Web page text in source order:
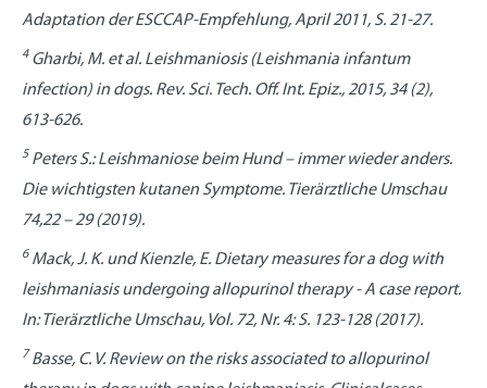
Adaptation der ESCCAP-Empfehlung, April 2011, S. 21-27.
4Gharbi, M. et al. Leishmaniosis (Leishmania infantum
infection) in dogs. Rev. Sci. Tech. Off. Int. Epiz., 2015, 34 (2),
613-626.
5 Peters S.: Leishmaniose beim Hund – immer wieder anders.
Die wichtigsten kutanen Symptome. Tierärztliche Umschau
74,22 – 29 (2019).
6Mack, J. K. und Kienzle, E. Dietary measures for a dog with
leishmaniasis undergoing allopurinol therapy - A case report.
In: Tierärztliche Umschau, Vol. 72, Nr. 4: S. 123-128 (2017).
7Basse, C. V. Review on the risks associated to allopurinol